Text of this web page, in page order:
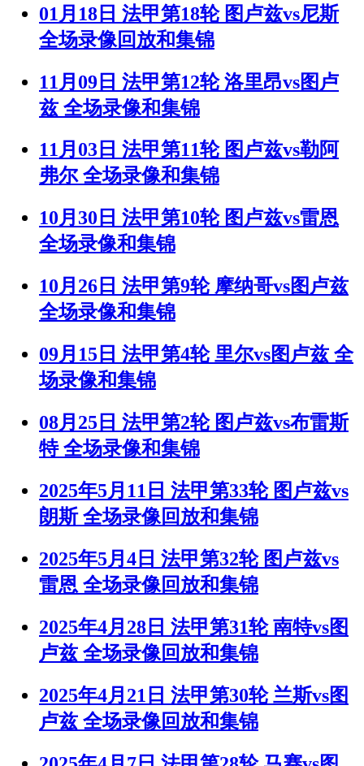
01月18日 法甲第18轮 图卢兹vs尼斯
全场录像回放和集锦
11月09日 法甲第12轮 洛里昂vs图卢
兹 全场录像和集锦
11月03日 法甲第11轮 图卢兹vs勒阿
弗尔 全场录像和集锦
10月30日 法甲第10轮 图卢兹vs雷恩
全场录像和集锦
10月26日 法甲第9轮 摩纳哥vs图卢兹
全场录像和集锦
09月15日 法甲第4轮 里尔vs图卢兹 全
场录像和集锦
08月25日 法甲第2轮 图卢兹vs布雷斯
特 全场录像和集锦
2025年5月11日 法甲第33轮 图卢兹vs
朗斯 全场录像回放和集锦
2025年5月4日 法甲第32轮 图卢兹vs
雷恩 全场录像回放和集锦
2025年4月28日 法甲第31轮 南特vs图
卢兹 全场录像回放和集锦
2025年4月21日 法甲第30轮 兰斯vs图
卢兹 全场录像回放和集锦